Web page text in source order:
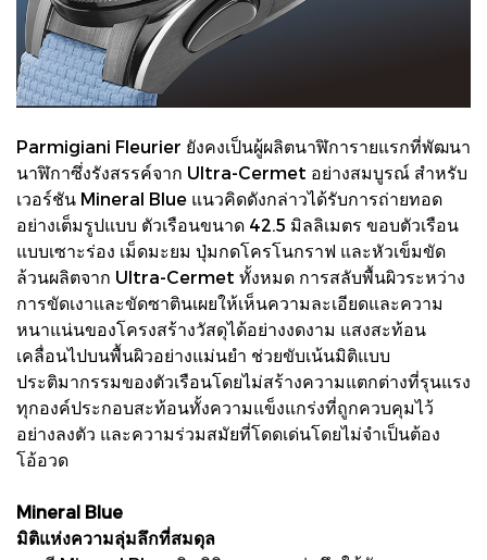
Parmigiani Fleurier ยังคงเป็นผู้ผลิตนาฬิการายแรกที่พัฒนา
นาฬิกาซึ่งรังสรรค์จาก Ultra-Cermet อย่างสมบูรณ์ สำหรับ
เวอร์ชัน Mineral Blue แนวคิดดังกล่าวได้รับการถ่ายทอด
อย่างเต็มรูปแบบ ตัวเรือนขนาด 42.5 มิลลิเมตร ขอบตัวเรือน
แบบเซาะร่อง เม็ดมะยม ปุ่มกดโครโนกราฟ และหัวเข็มขัด
ล้วนผลิตจาก Ultra-Cermet ทั้งหมด การสลับพื้นผิวระหว่าง
การขัดเงาและขัดซาตินเผยให้เห็นความละเอียดและความ
หนาแน่นของโครงสร้างวัสดุได้อย่างงดงาม แสงสะท้อน
เคลื่อนไปบนพื้นผิวอย่างแม่นยำ ช่วยขับเน้นมิติแบบ
ประติมากรรมของตัวเรือนโดยไม่สร้างความแตกต่างที่รุนแรง
ทุกองค์ประกอบสะท้อนทั้งความแข็งแกร่งที่ถูกควบคุมไว้
อย่างลงตัว และความร่วมสมัยที่โดดเด่นโดยไม่จำเป็นต้อง
โอ้อวด
Mineral Blue
มิติแห่งความลุ่มลึกที่สมดุล